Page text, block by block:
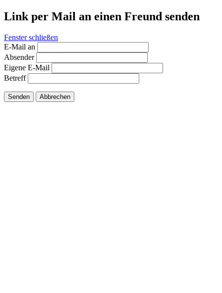
Link per Mail an einen Freund senden
Fenster schließen
E-Mail an
Absender
Eigene E-Mail
Betreff
Senden Abbrechen